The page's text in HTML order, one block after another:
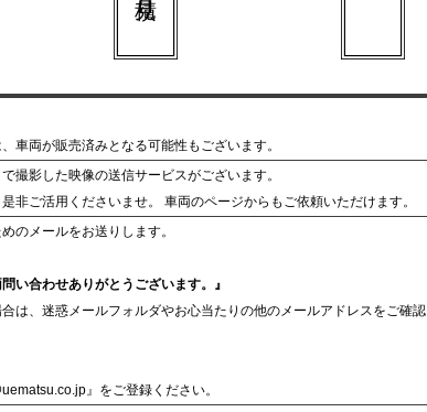
車両が販売済みとなる可能性もございます。
撮影した映像の送信サービスがございます。
非ご活用くださいませ。 車両のページからもご依頼いただけます。
のメールをお送りします。
い合わせありがとうございます。』
は、迷惑メールフォルダやお心当たりの他のメールアドレスをご確認
』をご登録ください。